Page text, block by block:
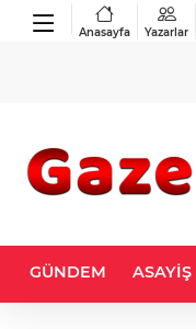
Anasayfa Yazarlar
GÜNDEM ASAYİŞ